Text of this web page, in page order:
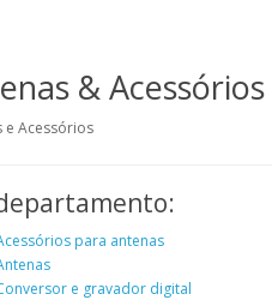
& Acessórios
e Acessórios
para antenas
e gravador digital